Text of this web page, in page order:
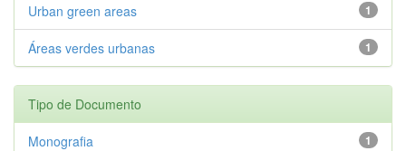
1
Urban green areas
1
Áreas verdes urbanas
Tipo de Documento
1
Monografia